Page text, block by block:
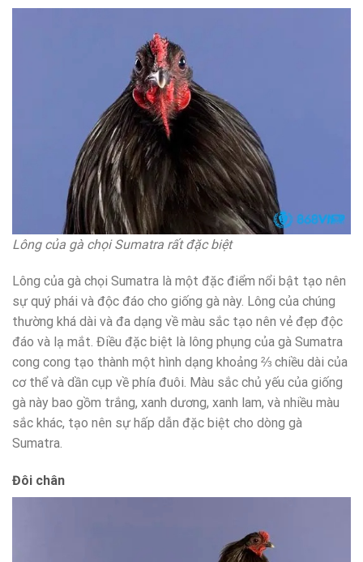
Lông của gà chọi Sumatra rất đặc biệt
Lông của gà chọi Sumatra là một đặc điểm nổi bật tạo nên
sự quý phái và độc đáo cho giống gà này. Lông của chúng
thường khá dài và đa dạng về màu sắc tạo nên vẻ đẹp độc
đáo và lạ mắt. Điều đặc biệt là lông phụng của gà Sumatra
cong cong tạo thành một hình dạng khoảng ⅔ chiều dài của
cơ thể và dần cụp về phía đuôi. Màu sắc chủ yếu của giống
gà này bao gồm trắng, xanh dương, xanh lam, và nhiều màu
sắc khác, tạo nên sự hấp dẫn đặc biệt cho dòng gà
Sumatra.
Đôi chân